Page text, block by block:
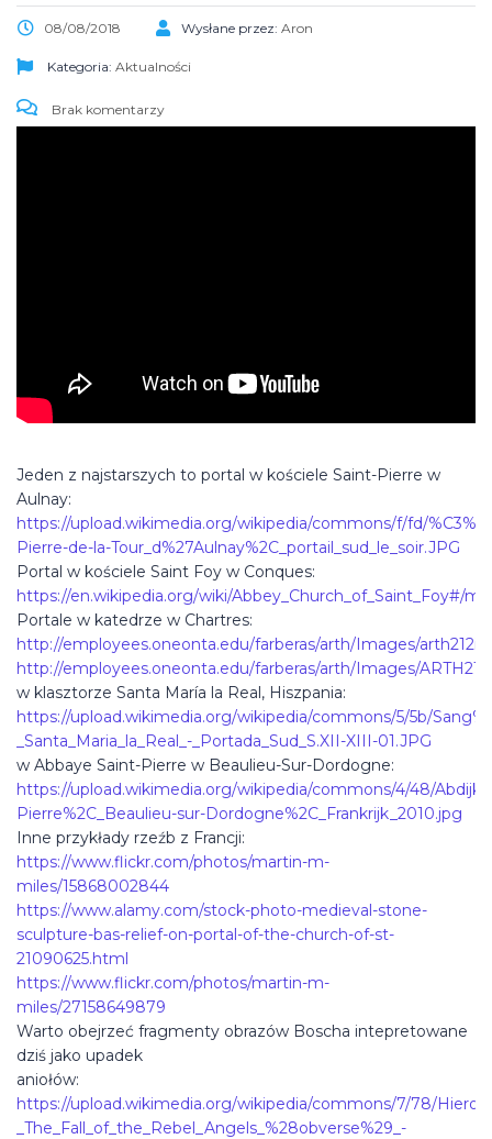
08/08/2018 Wysłane przez: Aron
Kategoria: Aktualności
Brak komentarzy
Jeden z najstarszych to portal w kościele Saint-Pierre w
Aulnay:
https://upload.wikimedia.org/wikipedia/commons/f/fd/
Pierre-de-la-Tour_d%27Aulnay%2C_portail_sud_le_soir.JPG
Portal w kościele Saint Foy w Conques:
https://en.wikipedia.org/wiki/Abbey_Church_of_Saint_Foy#/
Portale w katedrze w Chartres:
http://employees.oneonta.edu/farberas/arth/Images/
http://employees.oneonta.edu/farberas/arth/Images/
w klasztorze Santa María la Real, Hiszpania:
https://upload.wikimedia.org/wikipedia/commons/5/5b/
_Santa_Maria_la_Real_-_Portada_Sud_S.XII-XIII-01.JPG
w Abbaye Saint-Pierre w Beaulieu-Sur-Dordogne:
https://upload.wikimedia.org/wikipedia/commons/4/48/
Pierre%2C_Beaulieu-sur-Dordogne%2C_Frankrijk_2010.jpg
Inne przykłady rzeźb z Francji:
https://www.flickr.com/photos/martin-m-
miles/15868002844
https://www.alamy.com/stock-photo-medieval-stone-
sculpture-bas-relief-on-portal-of-the-church-of-st-
21090625.html
https://www.flickr.com/photos/martin-m-
miles/27158649879
Warto obejrzeć fragmenty obrazów Boscha intepretowane
dziś jako upadek
aniołów:
https://upload.wikimedia.org/wikipedia/commons/7/78/
_The_Fall_of_the_Rebel_Angels_%28obverse%29_-